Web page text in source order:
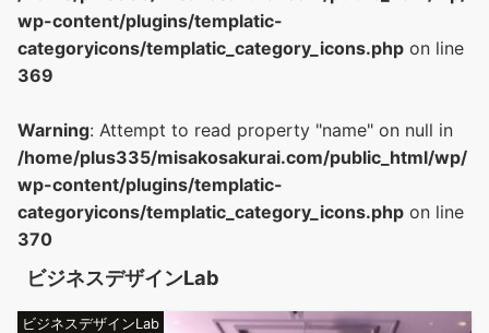
wp-content/plugins/templatic-
categoryicons/templatic_category_icons.php on line
369
Warning: Attempt to read property "name" on null in
/home/plus335/misakosakurai.com/public_html/wp/
wp-content/plugins/templatic-
categoryicons/templatic_category_icons.php on line
370
ビジネスデザインLab
ビジネスデザインLab